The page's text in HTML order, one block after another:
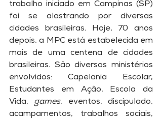
trabalho iniciado em Campinas (SP)
foi se alastrando por diversas
cidades brasileiras. Hoje, 70 anos
depois, a MPC está estabelecida em
mais de uma centena de cidades
brasileiras. São diversos ministérios
envolvidos: Capelania Escolar,
Estudantes em Ação, Escola da
Vida, games, eventos, discipulado,
acampamentos, trabalhos sociais,